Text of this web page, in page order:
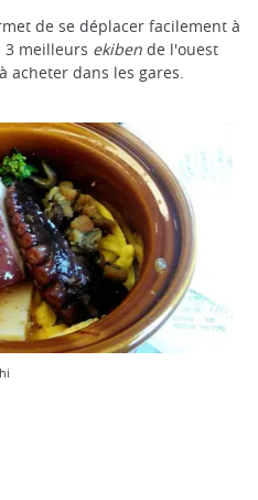
de se déplacer facilement à
3 meilleurs ekiben de l'ouest
acheter dans les gares.